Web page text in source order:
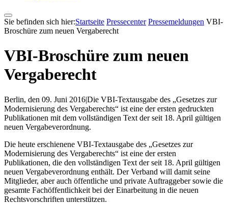
Sie befinden sich hier:Startseite Pressecenter Pressemeldungen VBI-
Broschüre zum neuen Vergaberecht
VBI-Broschüre zum neuen
Vergaberecht
Berlin, den 09. Juni 2016|Die VBI-Textausgabe des „Gesetzes zur
Modernisierung des Vergaberechts“ ist eine der ersten gedruckten
Publikationen mit dem vollständigen Text der seit 18. April gültigen
neuen Vergabeverordnung.
Die heute erschienene VBI-Textausgabe des „Gesetzes zur
Modernisierung des Vergaberechts“ ist eine der ersten
Publikationen, die den vollständigen Text der seit 18. April gültigen
neuen Vergabeverordnung enthält. Der Verband will damit seine
Mitglieder, aber auch öffentliche und private Auftraggeber sowie die
gesamte Fachöffentlichkeit bei der Einarbeitung in die neuen
Rechtsvorschriften unterstützen.